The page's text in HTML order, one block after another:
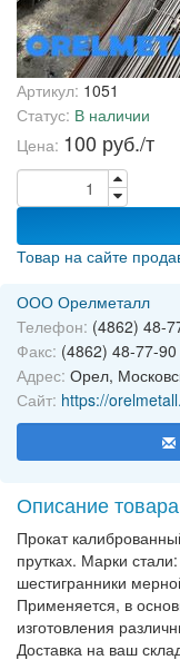
Артикул: 1051
Статус: В наличии
Цена: 100 руб./т
Товар на сайте
ООО Орелметалл
Телефон: (4862) 48-
Факс: (4862) 48-77-90
Адрес: Орел,
Сайт: https://
Описание товара
Прокат
прутках. Марки
шестигранники
Применяется, в
изготовления
Доставка на ваш